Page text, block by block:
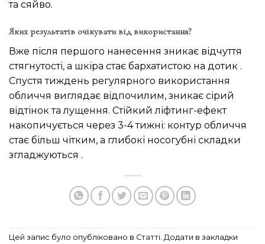
та сяйво.
Яких результатів очікувати від використання?
Вже після першого нанесення зникає відчуття
стягнутості, а шкіра стає бархатистою на дотик .
Спустя тиждень регулярного використання
обличчя виглядає відпочилим, зникає сірий
відтінок та лущення. Стійкий ліфтинг-ефект
накопичується через 3-4 тижні: контур обличчя
стає більш чітким, а глибокі носогубні складки
згладжуються .
Цей запис було опубліковано в Статті. Додати в закладки